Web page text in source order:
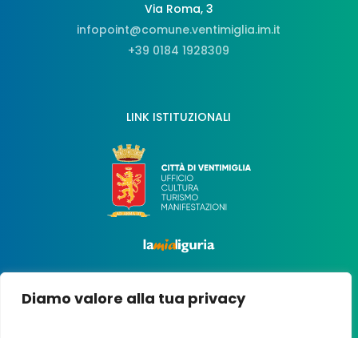
Diamo valore alla tua privacy
Via Roma, 3
infopoint@comune.ventimiglia.im.it
+39 0184 1928309
LINK ISTITUZIONALI